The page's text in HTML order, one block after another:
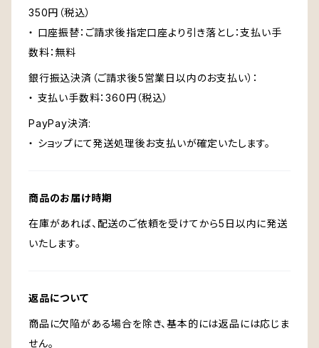
350円（税込）
・ 口座振替：ご請求後指定口座より引き落とし：支払い手
数料：無料
銀行振込決済（ご請求後5営業日以内のお支払い）：
・ 支払い手数料：360円（税込）
PayPay決済:
・ ショップにて発送処理後お支払いが確定いたします。
商品のお届け時期
在庫があれば、配送のご依頼を受けてから5日以内に発送
いたします。
返品について
商品に欠陥がある場合を除き、基本的には返品には応じま
せん。